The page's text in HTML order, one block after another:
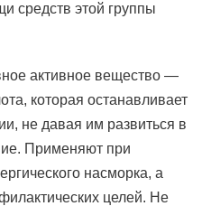
средств этой группы
активное вещество —
которая останавливает
не давая им развиться в
Применяют при
насморка, а
целей. Не